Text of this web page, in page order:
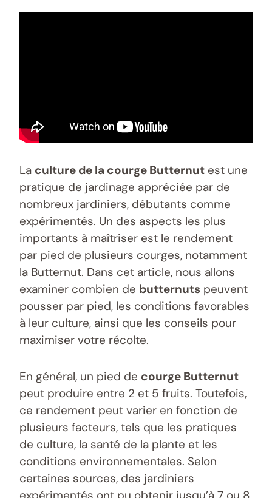
La culture de la courge Butternut est une
pratique de jardinage appréciée par de
nombreux jardiniers, débutants comme
expérimentés. Un des aspects les plus
importants à maîtriser est le rendement
par pied de plusieurs courges, notamment
la Butternut. Dans cet article, nous allons
examiner combien de butternuts peuvent
pousser par pied, les conditions favorables
à leur culture, ainsi que les conseils pour
maximiser votre récolte.
En général, un pied de courge Butternut
peut produire entre 2 et 5 fruits. Toutefois,
ce rendement peut varier en fonction de
plusieurs facteurs, tels que les pratiques
de culture, la santé de la plante et les
conditions environnementales. Selon
certaines sources, des jardiniers